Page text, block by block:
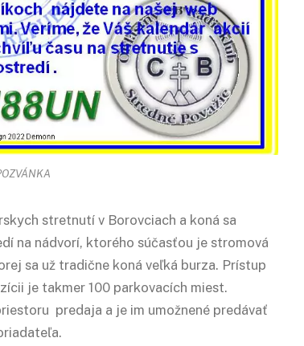
stretnutí v Borovciach a koná sa
na nádvorí, ktorého súčasťou je stromová
sa už tradične koná veľká burza. Prístup
je takmer 100 parkovacích miest.
predaja a je im umožnené predávať